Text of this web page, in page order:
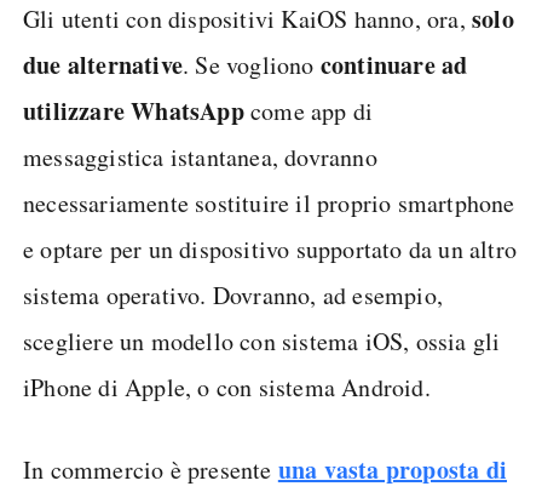
Gli utenti con dispositivi KaiOS hanno, ora, solo
due alternative. Se vogliono continuare ad
utilizzare WhatsAppcome app di
messaggistica istantanea, dovranno
necessariamente sostituire il proprio smartphone
e optare per un dispositivo supportato da un altro
sistema operativo. Dovranno, ad esempio,
scegliere un modello con sistema iOS, ossia gli
iPhone di Apple, o con sistema Android.
In commercio è presente una vasta proposta di